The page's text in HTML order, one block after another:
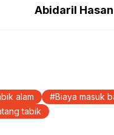
Abidaril Hasan
alam
Biaya masuk
tabik